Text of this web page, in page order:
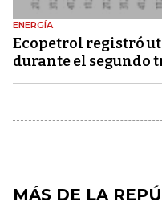
ENERGÍA
Ecopetrol registró
durante el segundo
MÁS DE LA